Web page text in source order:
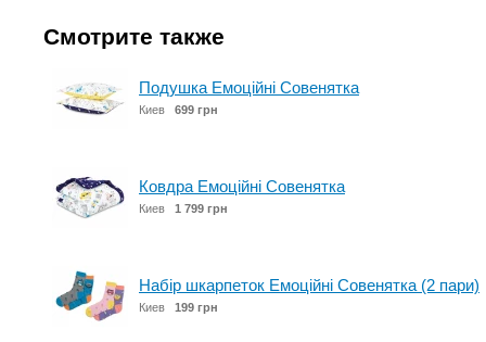
Смотрите также
Подушка Емоційні Совенятка
Киев 699 грн
Ковдра Емоційні Совенятка
Киев 1 799 грн
Набір шкарпеток Емоційні Совенятка (2 пари)
Киев 199 грн